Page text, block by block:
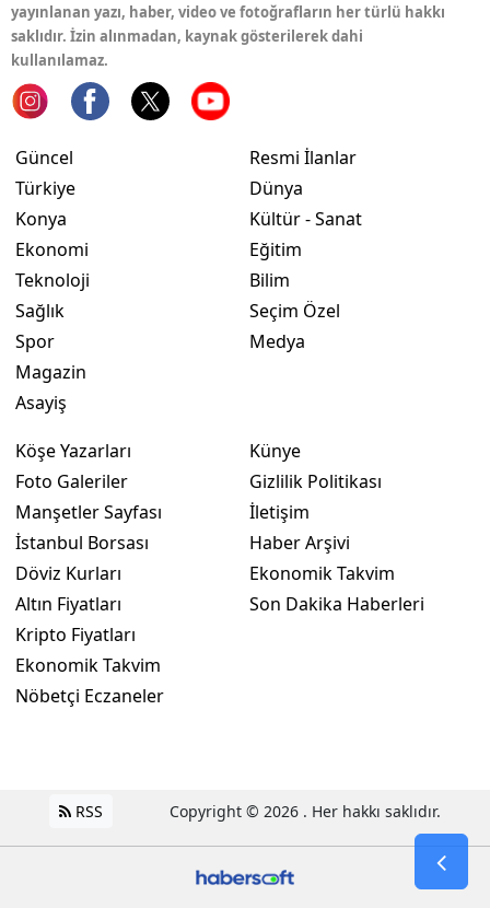
Karabük
Düzce
yayınlanan yazı, haber, video ve fotoğrafların her türlü hakkı
saklıdır. İzin alınmadan, kaynak gösterilerek dahi
kullanılamaz.
Güncel
Türkiye
Konya
Ekonomi
Teknoloji
Sağlık
Spor
Magazin
Asayiş
Resmi İlanlar
Dünya
Kültür - Sanat
Eğitim
Bilim
Seçim Özel
Medya
Köşe Yazarları
Foto Galeriler
Manşetler Sayfası
İstanbul Borsası
Döviz Kurları
Altın Fiyatları
Kripto Fiyatları
Ekonomik Takvim
Nöbetçi Eczaneler
Künye
Gizlilik Politikası
İletişim
Haber Arşivi
Ekonomik Takvim
Son Dakika Haberleri
RSS Copyright © 2026 . Her hakkı saklıdır.